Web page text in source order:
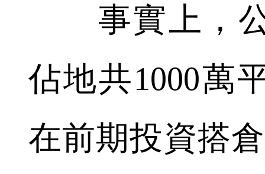
事實上，公
佔地共1000萬
在前期投資搭